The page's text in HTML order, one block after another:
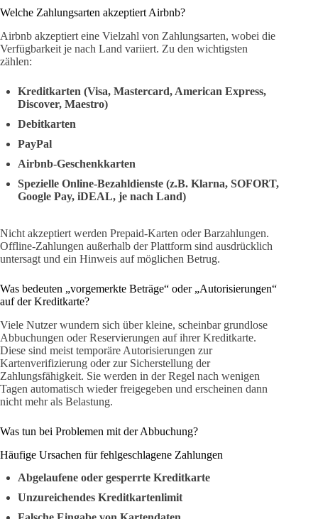
Welche Zahlungsarten akzeptiert Airbnb?
Airbnb akzeptiert eine Vielzahl von Zahlungsarten, wobei die
Verfügbarkeit je nach Land variiert. Zu den wichtigsten
zählen:
Kreditkarten (Visa, Mastercard, American Express,
Discover, Maestro)
Debitkarten
PayPal
Airbnb-Geschenkkarten
Spezielle Online-Bezahldienste (z.B. Klarna, SOFORT,
Google Pay, iDEAL, je nach Land)
Nicht akzeptiert werden Prepaid-Karten oder Barzahlungen.
Offline-Zahlungen außerhalb der Plattform sind ausdrücklich
untersagt und ein Hinweis auf möglichen Betrug.
Was bedeuten „vorgemerkte Beträge“ oder „Autorisierungen“
auf der Kreditkarte?
Viele Nutzer wundern sich über kleine, scheinbar grundlose
Abbuchungen oder Reservierungen auf ihrer Kreditkarte.
Diese sind meist temporäre Autorisierungen zur
Kartenverifizierung oder zur Sicherstellung der
Zahlungsfähigkeit. Sie werden in der Regel nach wenigen
Tagen automatisch wieder freigegeben und erscheinen dann
nicht mehr als Belastung.
Was tun bei Problemen mit der Abbuchung?
Häufige Ursachen für fehlgeschlagene Zahlungen
Abgelaufene oder gesperrte Kreditkarte
Unzureichendes Kreditkartenlimit